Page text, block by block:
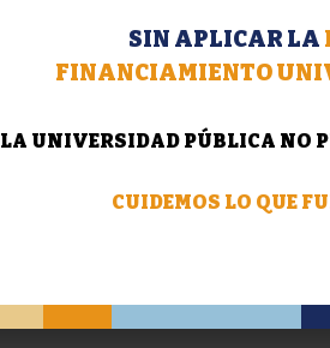
SIN APLICAR LA
FINANCIAMIENTO
LA UNIVERSIDAD PÚBLICA NO
CUIDEMOS LO QUE